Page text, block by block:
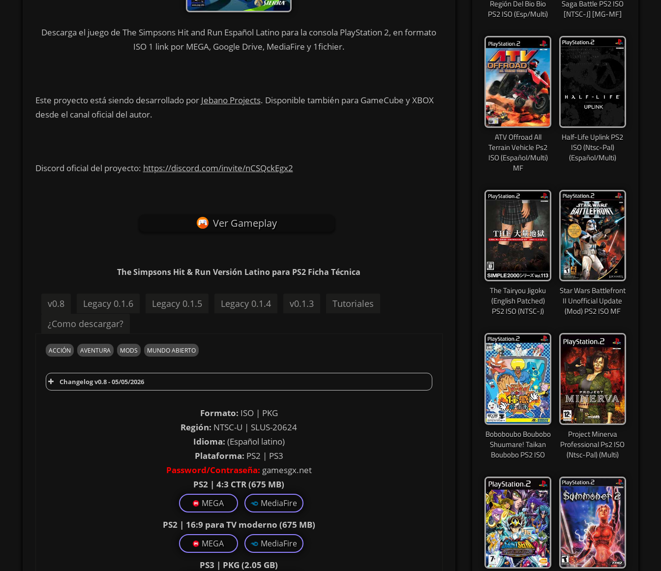
Descarga el juego de The Simpsons Hit and Run Español Latino para la consola PlayStation 2, en formato
ISO 1 link por MEGA, Google Drive, MediaFire y 1fichier.
Este proyecto está siendo desarrollado por Jebano Projects. Disponible también para GameCube y XBOX
desde el canal oficial del autor.
Discord oficial del proyecto: https://discord.com/invite/nCSQckEgx2
Ver Gameplay
The Simpsons Hit & Run Versión Latino para PS2 Ficha Técnica
v0.8 Legacy 0.1.6 Legacy 0.1.5 Legacy 0.1.4 v0.1.3
Tutoriales
¿Como descargar?
ACCIÓN AVENTURA MODS MUNDO ABIERTO
Changelog v0.8 - 05/05/2026
Formato: ISO | PKG
Región: NTSC-U | SLUS-20624
Idioma: (Español latino)
Plataforma: PS2 | PS3
Password/Contraseña: gamesgx.net
PS2 | 4:3 CTR (675 MB)
MEGA MediaFire
PS2 | 16:9 para TV moderno (675 MB)
MEGA MediaFire
PS3 | PKG (2.05 GB)
Región Del Bio Bio
PS2 ISO (Esp/Multi)
Saga Battle PS2 ISO
[NTSC-J] [MG-MF]
ATV Offroad All
Terrain Vehicle Ps2
ISO (Español/Multi)
MF
Half-Life Uplink PS2
ISO (Ntsc-Pal)
(Español/Multi)
The Tairyou Jigoku
(English Patched)
PS2 ISO (NTSC-J)
Star Wars Battlefront
II Unofficial Update
(Mod) PS2 ISO MF
Boboboubo Boubobo
Shuumare! Taikan
Boubobo PS2 ISO
Project Minerva
Professional Ps2 ISO
(Ntsc-Pal) (Multi)